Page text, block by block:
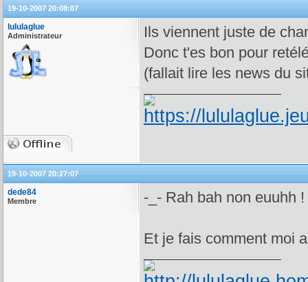
19-10-2007 20:08:07
lululaglue
Administrateur
Ils viennent juste de
Donc t'es bon pour
(fallait lire les news du
19-10-2007 20:27:07
dede84
Membre -_- Rah bah non euuhh
Et je fais comment moi